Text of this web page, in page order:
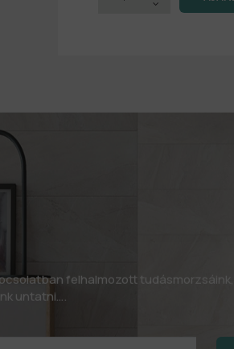
felhalmozott tudásmorzsáink,
untatni….